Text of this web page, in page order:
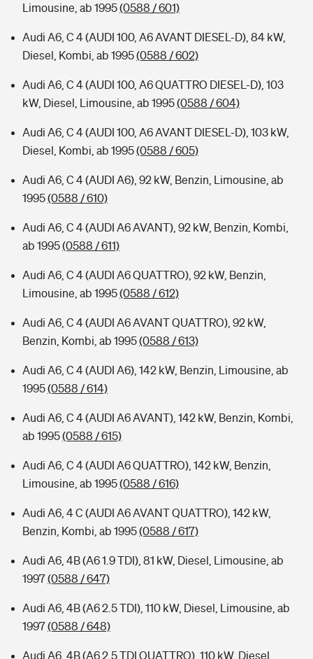
Limousine, ab 1995(0588 / 601)
Audi A6, C 4 (AUDI 100, A6 AVANT DIESEL-D), 84 kW,
Diesel, Kombi, ab 1995(0588 / 602)
Audi A6, C 4 (AUDI 100, A6 QUATTRO DIESEL-D), 103
kW, Diesel, Limousine, ab 1995(0588 / 604)
Audi A6, C 4 (AUDI 100, A6 AVANT DIESEL-D), 103 kW,
Diesel, Kombi, ab 1995(0588 / 605)
Audi A6, C 4 (AUDI A6), 92 kW, Benzin, Limousine, ab
1995(0588 / 610)
Audi A6, C 4 (AUDI A6 AVANT), 92 kW, Benzin, Kombi,
ab 1995(0588 / 611)
Audi A6, C 4 (AUDI A6 QUATTRO), 92 kW, Benzin,
Limousine, ab 1995(0588 / 612)
Audi A6, C 4 (AUDI A6 AVANT QUATTRO), 92 kW,
Benzin, Kombi, ab 1995(0588 / 613)
Audi A6, C 4 (AUDI A6), 142 kW, Benzin, Limousine, ab
1995(0588 / 614)
Audi A6, C 4 (AUDI A6 AVANT), 142 kW, Benzin, Kombi,
ab 1995(0588 / 615)
Audi A6, C 4 (AUDI A6 QUATTRO), 142 kW, Benzin,
Limousine, ab 1995(0588 / 616)
Audi A6, 4 C (AUDI A6 AVANT QUATTRO), 142 kW,
Benzin, Kombi, ab 1995(0588 / 617)
Audi A6, 4B (A6 1.9 TDI), 81 kW, Diesel, Limousine, ab
1997(0588 / 647)
Audi A6, 4B (A6 2.5 TDI), 110 kW, Diesel, Limousine, ab
1997(0588 / 648)
Audi A6, 4B (A6 2.5 TDI QUATTRO), 110 kW, Diesel,